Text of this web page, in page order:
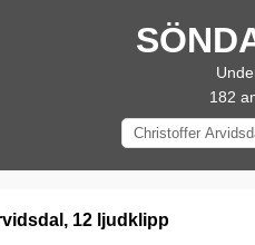
182
12 ljudklipp